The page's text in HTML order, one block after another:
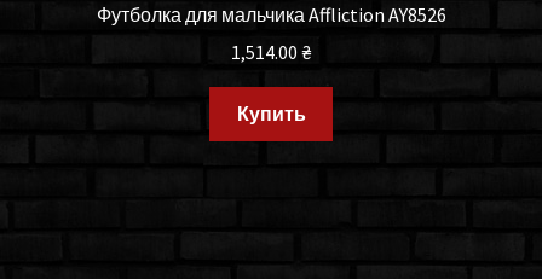
Футболка для мальчика Affliction AY8526
1,514.00 ₴
Купить